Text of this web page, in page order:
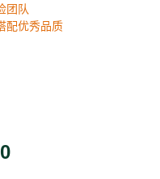
团队
配优秀品质